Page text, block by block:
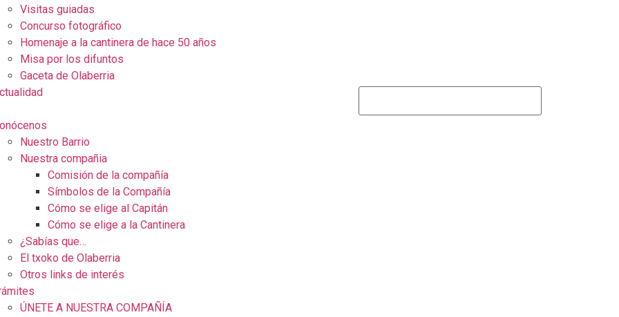
Visitas guiadas
Concurso fotográfico
Homenaje a la cantinera de hace 50 años
Misa por los difuntos
Gaceta de Olaberria
Nuestro Barrio
Nuestra compañia
Comisión de la compañía
Símbolos de la Compañía
Cómo se elige al Capitán
Cómo se elige a la Cantinera
¿Sabías que…
El txoko de Olaberria
Otros links de interés
ÚNETE A NUESTRA COMPAÑÍA